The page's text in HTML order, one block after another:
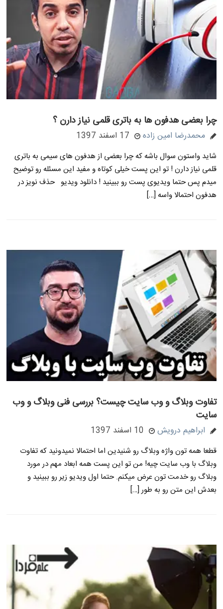
چرا بعضی هدفون ها به باتری قلمی نیاز دارن ؟
محمدرضا امین زاده 17 اسفند 1397
شاید واستون سوال باشه که چرا بعضی از هدفون های سیمی به باتری
قلمی نیاز دارن ! تو این پست خیلی کوتاه و مفید این مسئله رو توضیح
میدم پس حتما ویدیوی پست رو ببینید ! دانلود ویدیو حذف نویز در
هدفون احتمالا واسه […]
تفاوت وبلاگ و وب سایت چیست؟ بررسی فنی وبلاگ و وب
سایت
ابراهیم درویش 10 اسفند 1397
قطعا همه تون واژه وبلاگ رو شنیدین اما احتمالا نمیدونید که تفاوت
وبلاگ با وب سایت چیه! من تو این پست همه ابعاد مهم در مورد
وبلاگ رو خدمت تون عرض میکنم. حتما اول ویدیو زیر رو ببینید و
بعدش این متن رو به طور […]